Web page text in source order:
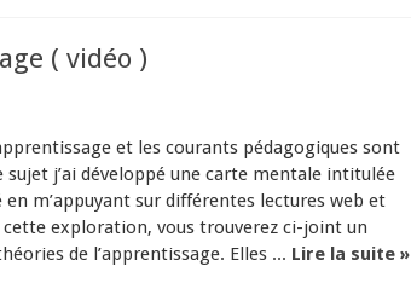
( vidéo )
et les courants pédagogiques sont
j’ai développé une carte mentale intitulée
m’appuyant sur différentes lectures web et
exploration, vous trouverez ci-joint un
de l’apprentissage. Elles ... Lire la suite »